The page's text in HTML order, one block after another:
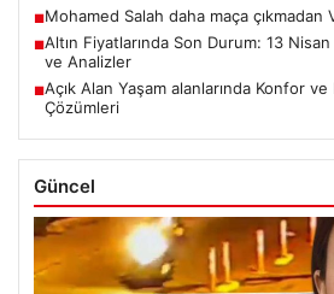
■Mohamed Salah daha maça çıkmadan
■Altın Fiyatlarında Son Durum: 13
ve Analizler
■Açık Alan Yaşam alanlarında Konfor
Çözümleri
Güncel